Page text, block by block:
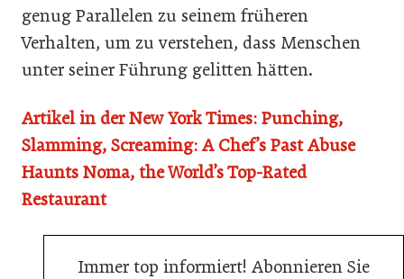
genug Parallelen zu seinem früheren
Verhalten, um zu verstehen, dass Menschen
unter seiner Führung gelitten hätten.
Artikel in der New York Times: Punching,
Slamming, Screaming: A Chef’s Past Abuse
Haunts Noma, the World’s Top-Rated
Restaurant
Immer top informiert! Abonnieren Sie